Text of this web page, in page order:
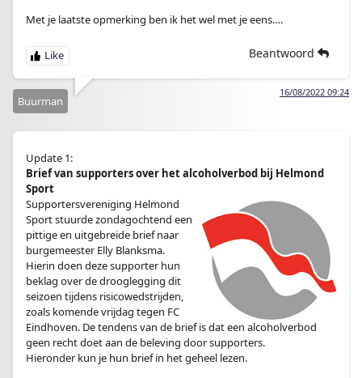
Met je laatste opmerking ben ik het wel met je eens….
Beantwoord
16/08/2022 09:24
Buurman
Update 1:
Brief van supporters over het alcoholverbod bij Helmond
Sport
Supportersvereniging Helmond
Sport stuurde zondagochtend een
pittige en uitgebreide brief naar
burgemeester Elly Blanksma.
Hierin doen deze supporter hun
beklag over de drooglegging dit
seizoen tijdens risicowedstrijden,
zoals komende vrijdag tegen FC
Eindhoven. De tendens van de brief is dat een alcoholverbod
geen recht doet aan de beleving door supporters.
Hieronder kun je hun brief in het geheel lezen.